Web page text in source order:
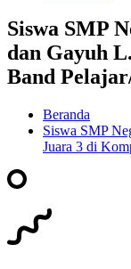
Siswa SMP
dan Gayuh
Band
Beranda
Siswa SMP
Juara 3 di